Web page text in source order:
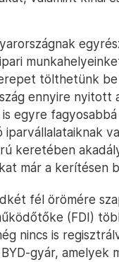
tölthetünk
ennyire nyitott
egyre
keretében
már a kerítésen
fél örömére
(FDI)
nincs is
gyár, amelyek